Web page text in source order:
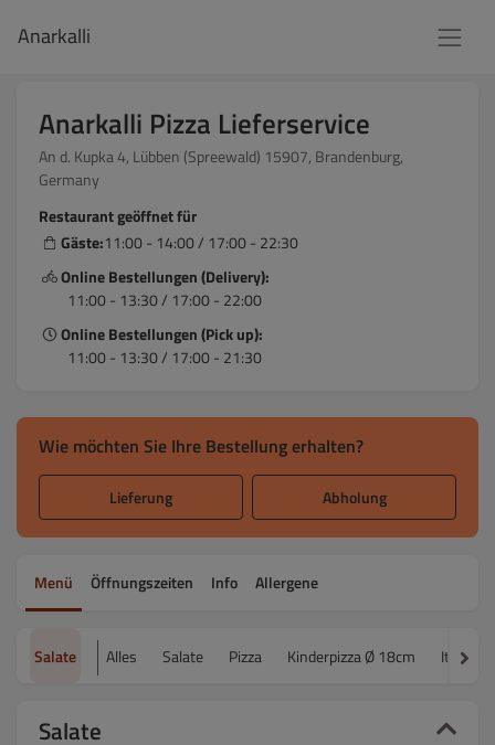
Anarkalli
Anarkalli Pizza Lieferservice
An d. Kupka 4, Lübben (Spreewald) 15907, Brandenburg,
Germany
Restaurant geöffnet für
Gäste:11:00 - 14:00 / 17:00 - 22:30
Online Bestellungen (Delivery):
11:00 - 13:30 / 17:00 - 22:00
Online Bestellungen (Pick up):
11:00 - 13:30 / 17:00 - 21:30
Wie möchten Sie Ihre Bestellung erhalten?
Lieferung Abholung
Menü Öffnungszeiten Info Allergene
Salate Alles Salate Pizza Kinderpizza Ø 18cm
Salate